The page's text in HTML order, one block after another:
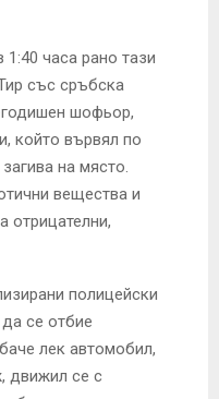
часа рано тази
със сръбска
годишен шофьор,
който вървял по
на място.
вещества и
отрицателни,
полицейски
се отбие
лек автомобил,
движил се с